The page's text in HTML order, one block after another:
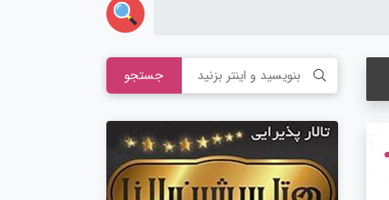
جستجو